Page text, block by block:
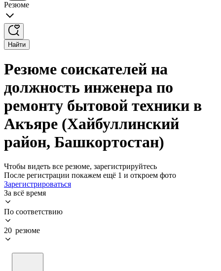
Резюме
Найти
Резюме соискателей на
должность инженера по
ремонту бытовой техники в
Акъяре (Хайбуллинский
район, Башкортостан)
Чтобы видеть все резюме, зарегистрируйтесь
После регистрации покажем ещё 1 и откроем фото
Зарегистрироваться
За всё время
По соответствию
20 резюме